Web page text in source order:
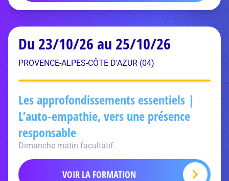
Du 23/10/26 au 25/10/26
PROVENCE-ALPES-CÔTE D'AZUR (04)
Les approfondissements essentiels |
L’auto-empathie, vers une présence
responsable
Dimanche matin facultatif.
VOIR LA FORMATION